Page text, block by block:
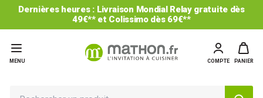
Dernières heures : Livraison Mondial Relay gratuite dès
49€** et Colissimo dès 69€**
MENU COMPTE PANIER